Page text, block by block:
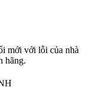
mới với lỗi của nhà
hãng.